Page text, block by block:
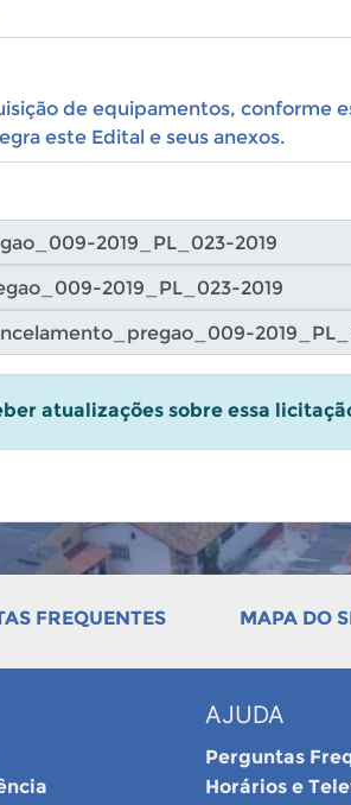
de equipamentos, conforme
este Edital e seus anexos.
atualizações sobre essa
FREQUENTES MAPA DO
AJUDA
Perguntas
Horários e